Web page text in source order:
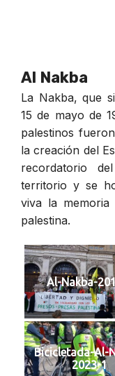
Al Nakba
La Nakba, que
15 de mayo de
palestinos
la creación del
recordatorio
territorio y se
viva la
palestina.
Al-Nakba-
Bicicletada-Al-
2023-1